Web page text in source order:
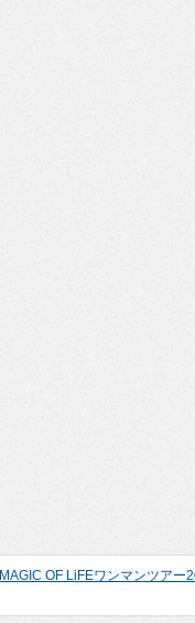
MAGIC OF LiFEワンマンツアー